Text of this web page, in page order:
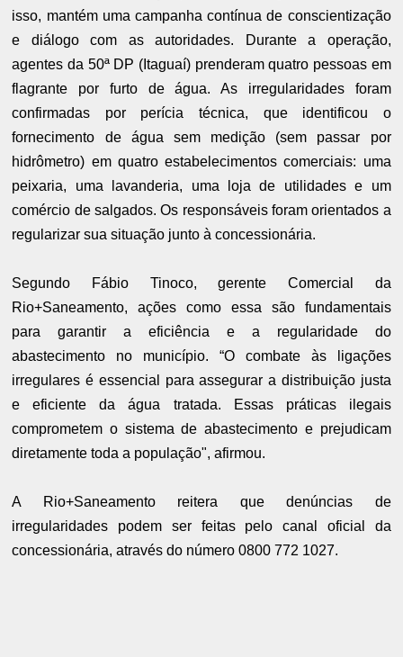
isso, mantém uma campanha contínua de conscientização
e diálogo com as autoridades. Durante a operação,
agentes da 50ª DP (Itaguaí) prenderam quatro pessoas em
flagrante por furto de água. As irregularidades foram
confirmadas por perícia técnica, que identificou o
fornecimento de água sem medição (sem passar por
hidrômetro) em quatro estabelecimentos comerciais: uma
peixaria, uma lavanderia, uma loja de utilidades e um
comércio de salgados. Os responsáveis foram orientados a
regularizar sua situação junto à concessionária.
Segundo Fábio Tinoco, gerente Comercial da
Rio+Saneamento, ações como essa são fundamentais
para garantir a eficiência e a regularidade do
abastecimento no município. “O combate às ligações
irregulares é essencial para assegurar a distribuição justa
e eficiente da água tratada. Essas práticas ilegais
comprometem o sistema de abastecimento e prejudicam
diretamente toda a população", afirmou.
A Rio+Saneamento reitera que denúncias de
irregularidades podem ser feitas pelo canal oficial da
concessionária, através do número 0800 772 1027.